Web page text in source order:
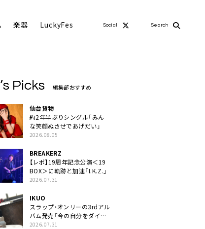
楽器 LuckyFes Social Search
Picks 編集部おすすめ
仙台貨物
約2年半ぶりシングル「みん
な笑顔ぬさせであげだい」
2026.08.05
BREAKERZ
【レポ】19周年記念公演＜19
BOX＞に軌跡と加速「I.K.Z.」
2026.07.31
IKUO
スラップ・オンリーの3rdアル
バム発売「今の自分をダイレ
クトに」
2026.07.31